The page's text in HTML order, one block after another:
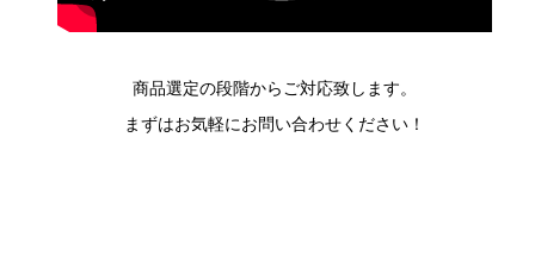
商品選定の段階からご対応致します。
まずはお気軽にお問い合わせください！